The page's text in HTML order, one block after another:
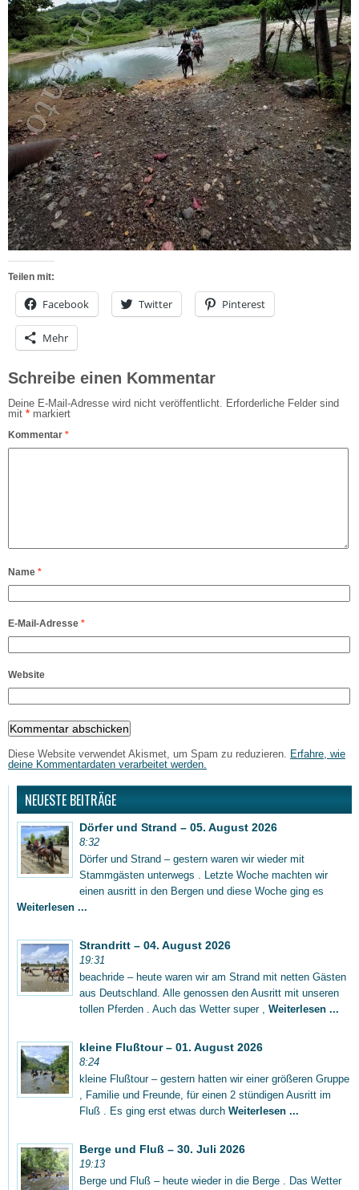
Teilen mit:
Facebook Twitter Pinterest
Mehr
Schreibe einen Kommentar
Deine E-Mail-Adresse wird nicht veröffentlicht. Erforderliche Felder sind
mit * markiert
Kommentar *
Name *
E-Mail-Adresse *
Website
Diese Website verwendet Akismet, um Spam zu reduzieren. Erfahre, wie
deine Kommentardaten verarbeitet werden.
NEUESTE BEITRÄGE
Dörfer und Strand – 05. August 2026
8:32
Dörfer und Strand – gestern waren wir wieder mit
Stammgästen unterwegs . Letzte Woche machten wir
einen ausritt in den Bergen und diese Woche ging es
Weiterlesen ...
Strandritt – 04. August 2026
19:31
beachride – heute waren wir am Strand mit netten Gästen
aus Deutschland. Alle genossen den Ausritt mit unseren
tollen Pferden . Auch das Wetter super , Weiterlesen ...
kleine Flußtour – 01. August 2026
8:24
kleine Flußtour – gestern hatten wir einer größeren Gruppe
, Familie und Freunde, für einen 2 stündigen Ausritt im
Fluß . Es ging erst etwas durch Weiterlesen ...
Berge und Fluß – 30. Juli 2026
19:13
Berge und Fluß – heute wieder in die Berge . Das Wetter